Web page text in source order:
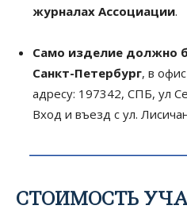
журналах Ассоциации.
Само изделие должно
Санкт-Петербург, в
адресу: 197342, СПБ, ул
Вход и въезд с ул.
СТОИМОСТЬ